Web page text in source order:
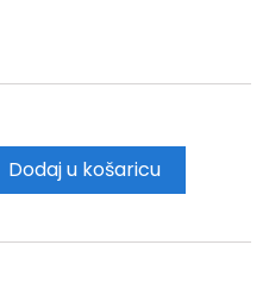
Dodaj u košaricu